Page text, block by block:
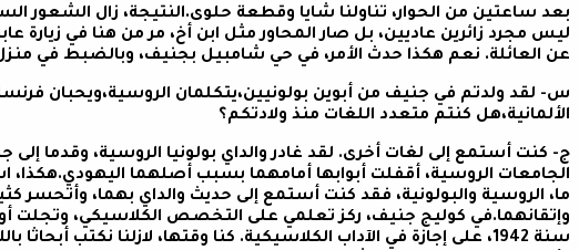
بعد ساعتين من الحوار، تناولنا شايا وقطعة حلوى.النتيجة، زال الشعور
ليس مجرد زائرين عاديين، بل صار المحاور مثل ابن أخ، مر من هنا في زيارة
عن العائلة. نعم هكذا حدث الأمر، في حي شامبيل بجنيف، وبالضبط في
س- لقد ولدتم في جنيف من أبوين بولونيين،يتكلمان الروسية،ويحبان
الألمانية،هل كنتم متعدد اللغات منذ ولادتكم؟
ج- كنت أستمع إلى لغات أخرى. لقد غادر والداي بولونيا الروسية، وقدما
الجامعات الروسية، أقفلت أبوابها أمامهما بسبب أصلهما اليهودي.هكذا،
ما، الروسية والبولونية، فقد كنت أستمع إلى حديث والداي بهما، وأتحسر
وإتقانهما.في كوليج جنيف، ركز تعلمي على التخصص الكلاسيكي، وتجلت
سنة 1942، على إجازة في الآداب الكلاسيكية. كنا وقتها، لازلنا نكتب أبحاثا